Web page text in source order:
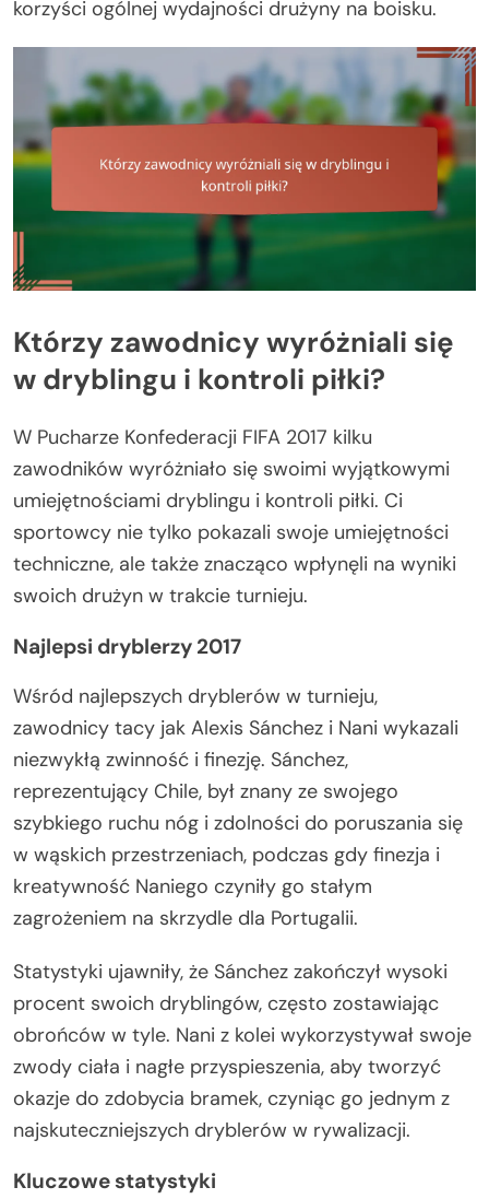
korzyści ogólnej wydajności drużyny na boisku.
Którzy zawodnicy wyróżniali się
w dryblingu i kontroli piłki?
W Pucharze Konfederacji FIFA 2017 kilku
zawodników wyróżniało się swoimi wyjątkowymi
umiejętnościami dryblingu i kontroli piłki. Ci
sportowcy nie tylko pokazali swoje umiejętności
techniczne, ale także znacząco wpłynęli na wyniki
swoich drużyn w trakcie turnieju.
Najlepsi dryblerzy 2017
Wśród najlepszych dryblerów w turnieju,
zawodnicy tacy jak Alexis Sánchez i Nani wykazali
niezwykłą zwinność i finezję. Sánchez,
reprezentujący Chile, był znany ze swojego
szybkiego ruchu nóg i zdolności do poruszania się
w wąskich przestrzeniach, podczas gdy finezja i
kreatywność Naniego czyniły go stałym
zagrożeniem na skrzydle dla Portugalii.
Statystyki ujawniły, że Sánchez zakończył wysoki
procent swoich dryblingów, często zostawiając
obrońców w tyle. Nani z kolei wykorzystywał swoje
zwody ciała i nagłe przyspieszenia, aby tworzyć
okazje do zdobycia bramek, czyniąc go jednym z
najskuteczniejszych dryblerów w rywalizacji.
Kluczowe statystyki